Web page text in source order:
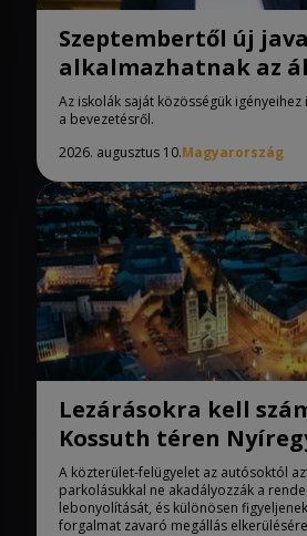
Szeptembertől új
alkalmazhatnak az
iskolák
Az iskolák saját közösségük
a bevezetésről.
2026. augusztus 10.Magyarország
Lezárásokra kell
Kossuth téren
A közterület-felügyelet az autósoktól
parkolásukkal ne akadályozzák a
lebonyolítását, és különösen
forgalmat zavaró megállás